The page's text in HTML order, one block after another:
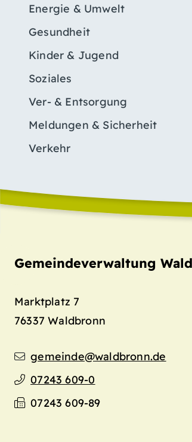
Energie & Umwelt
Gesundheit
Kinder & Jugend
Soziales
Ver- & Entsorgung
Meldungen & Sicherheit
Verkehr
Gemeindeverwaltung
Marktplatz 7
76337 Waldbronn
gemeinde@waldbronn.de
07243 609-0
07243 609-89